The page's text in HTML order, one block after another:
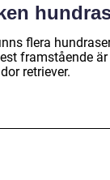
flera
framstående
retriever.